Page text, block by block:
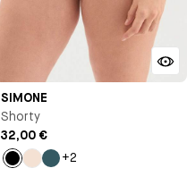
SIMONE
Shorty
32,00 €
+2